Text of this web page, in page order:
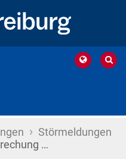
› Störmeldungen
…